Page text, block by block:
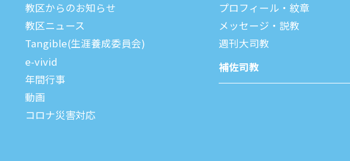
教区からのお知らせ
教区ニュース
Tangible(生涯養成委員会)
e-vivid
年間⾏事
動画
コロナ災害対応
プロフィール・紋章
メッセージ・説教
週刊⼤司教
補佐司教